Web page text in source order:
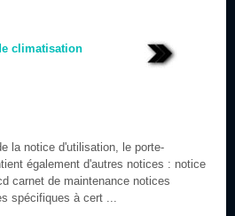
climatisation
la notice d'utilisation, le porte-
également d'autres notices : notice
carnet de maintenance notices
spécifiques à cert ...